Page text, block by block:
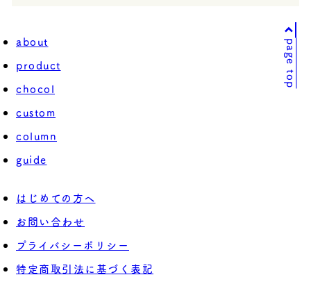
about
product
chocol
custom
column
guide
はじめての方へ
お問い合わせ
プライバシーポリシー
特定商取引法に基づく表記
page top